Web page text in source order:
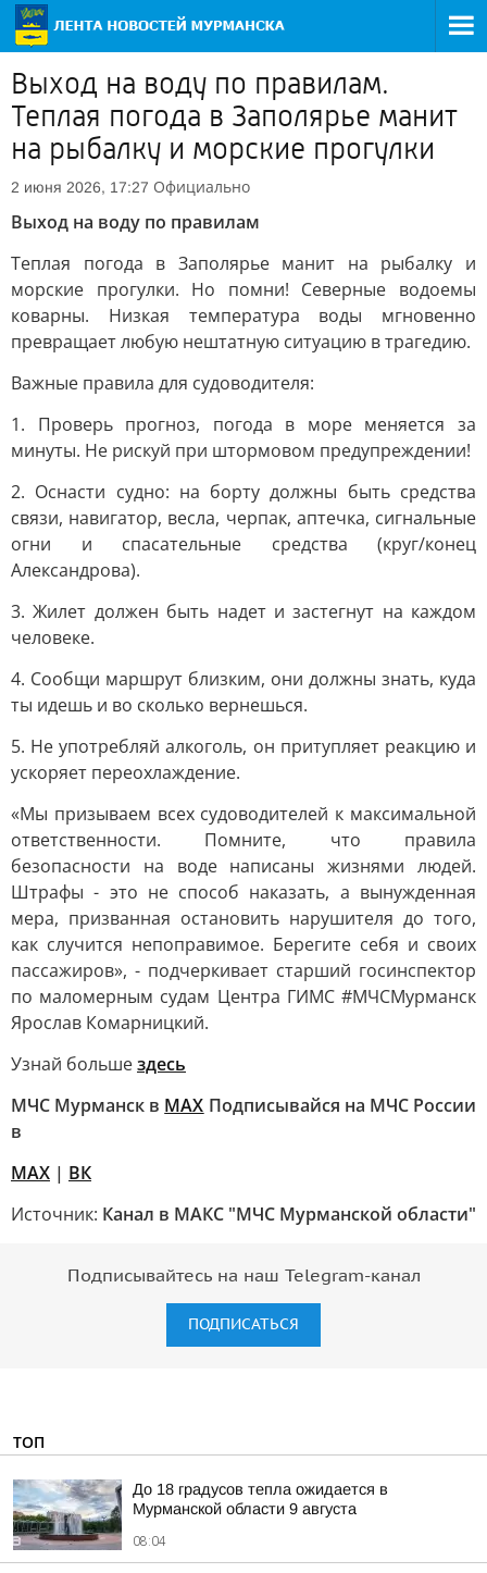
Выход на воду по правилам.
Теплая погода в Заполярье манит
на рыбалку и морские прогулки
2 июня 2026, 17:27 Официально
Выход на воду по правилам
Теплая погода в Заполярье манит на рыбалку и
морские прогулки. Но помни! Северные водоемы
коварны. Низкая температура воды мгновенно
превращает любую нештатную ситуацию в трагедию.
Важные правила для судоводителя:
1. Проверь прогноз, погода в море меняется за
минуты. Не рискуй при штормовом предупреждении!
2. Оснасти судно: на борту должны быть средства
связи, навигатор, весла, черпак, аптечка, сигнальные
огни и спасательные средства (круг/конец
Александрова).
3. Жилет должен быть надет и застегнут на каждом
человеке.
4. Сообщи маршрут близким, они должны знать, куда
ты идешь и во сколько вернешься.
5. Не употребляй алкоголь, он притупляет реакцию и
ускоряет переохлаждение.
«Мы призываем всех судоводителей к максимальной
ответственности. Помните, что правила
безопасности на воде написаны жизнями людей.
Штрафы - это не способ наказать, а вынужденная
мера, призванная остановить нарушителя до того,
как случится непоправимое. Берегите себя и своих
пассажиров», - подчеркивает старший госинспектор
по маломерным судам Центра ГИМС #МЧСМурманск
Ярослав Комарницкий.
Узнай большездесь
МЧС Мурманск в МАХ Подписывайся на МЧС России
в
MAX | ВК
Источник: Канал в МАКС "МЧС Мурманской области"
Подписывайтесь на наш Telegram-канал
ПОДПИСАТЬСЯ
ТОП
До 18 градусов тепла ожидается в
Мурманской области 9 августа
08:04